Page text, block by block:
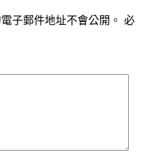
子郵件地址不會公開。 必